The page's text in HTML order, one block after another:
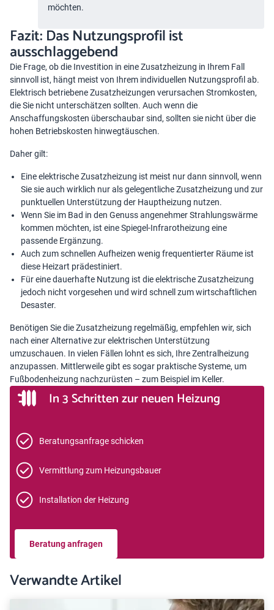
möchten.
Fazit: Das Nutzungsprofil ist
ausschlaggebend
Die Frage, ob die Investition in eine Zusatzheizung in Ihrem Fall
sinnvoll ist, hängt meist von Ihrem individuellen Nutzungsprofil ab.
Elektrisch betriebene Zusatzheizungen verursachen Stromkosten,
die Sie nicht unterschätzen sollten. Auch wenn die
Anschaffungskosten überschaubar sind, sollten sie nicht über die
hohen Betriebskosten hinwegtäuschen.
Daher gilt:
Eine elektrische Zusatzheizung ist meist nur dann sinnvoll, wenn
Sie sie auch wirklich nur als gelegentliche Zusatzheizung und zur
punktuellen Unterstützung der Hauptheizung nutzen.
Wenn Sie im Bad in den Genuss angenehmer Strahlungswärme
kommen möchten, ist eine Spiegel-Infrarotheizung eine
passende Ergänzung.
Auch zum schnellen Aufheizen wenig frequentierter Räume ist
diese Heizart prädestiniert.
Für eine dauerhafte Nutzung ist die elektrische Zusatzheizung
jedoch nicht vorgesehen und wird schnell zum wirtschaftlichen
Desaster.
Benötigen Sie die Zusatzheizung regelmäßig, empfehlen wir, sich
nach einer Alternative zur elektrischen Unterstützung
umzuschauen. In vielen Fällen lohnt es sich, Ihre Zentralheizung
anzupassen. Mittlerweile gibt es sogar praktische Systeme, um
Fußbodenheizung nachzurüsten – zum Beispiel im Keller.
In 3 Schritten zur neuen Heizung
Beratungsanfrage schicken
Vermittlung zum Heizungsbauer
Installation der Heizung
Beratung anfragen
Verwandte Artikel